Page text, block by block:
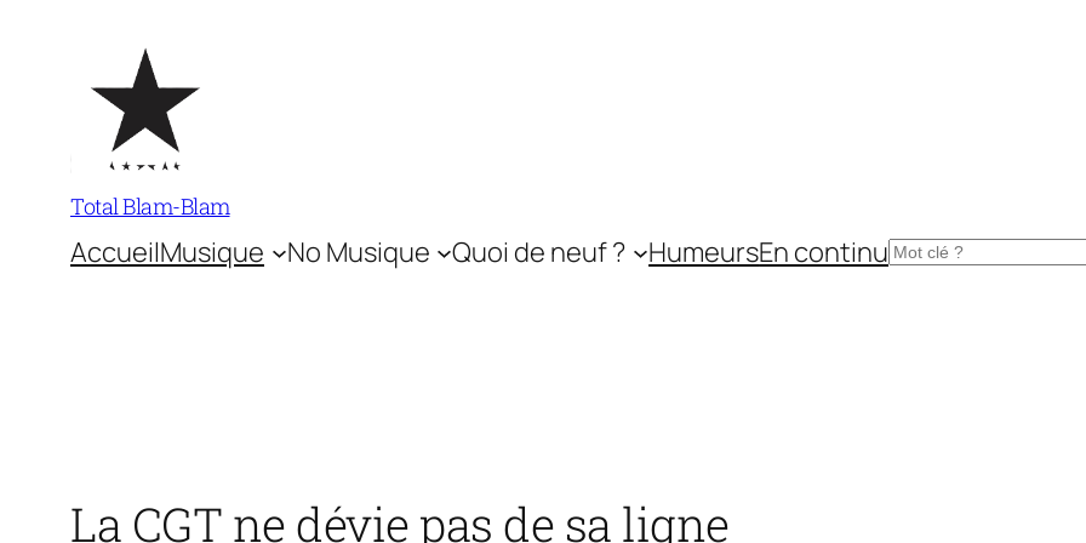
contenu
Total Blam-Blam
AccueilMusique No Musique Quoi de neuf ? HumeursEn continuRechercher
La CGT ne dévie pas de sa ligne